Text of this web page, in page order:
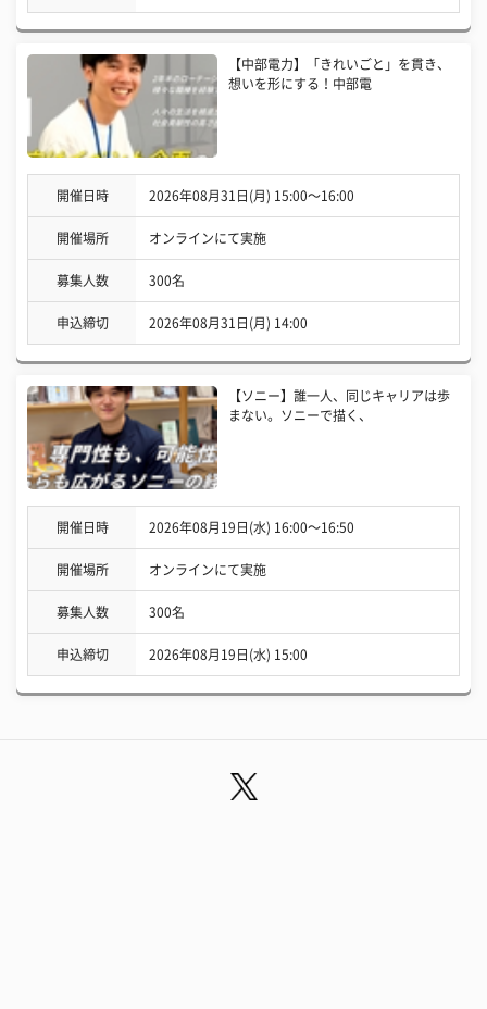
【中部電力】「きれいごと」を貫き、
想いを形にする！中部電
開催日時 2026年08月31日(月) 15:00〜16:00
開催場所 オンラインにて実施
募集人数 300名
申込締切 2026年08月31日(月) 14:00
【ソニー】誰一人、同じキャリアは歩
まない。ソニーで描く、
開催日時 2026年08月19日(水) 16:00〜16:50
開催場所 オンラインにて実施
募集人数 300名
申込締切 2026年08月19日(水) 15:00